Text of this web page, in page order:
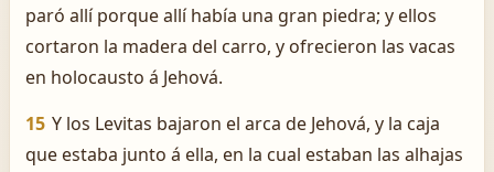
paró allí porque allí había una gran piedra; y ellos
cortaron la madera del carro, y ofrecieron las vacas
en holocausto á Jehová.
15 Y los Levitas bajaron el arca de Jehová, y la caja
que estaba junto á ella, en la cual estaban las alhajas